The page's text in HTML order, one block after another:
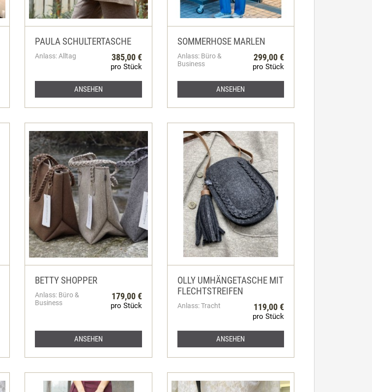
PAULA SCHULTERTASCHE
Anlass: Alltag 385,00 €
pro Stück
ANSEHEN
SOMMERHOSE MARLEN
Anlass: Büro &
Business
299,00 €
pro Stück
ANSEHEN
BETTY SHOPPER
Anlass: Büro &
Business
179,00 €
pro Stück
ANSEHEN
OLLY UMHÄNGETASCHE MIT
FLECHTSTREIFEN
Anlass: Tracht 119,00 €
pro Stück
ANSEHEN